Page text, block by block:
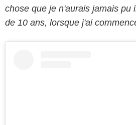
chose que je n'aurais jamais pu
de 10 ans, lorsque j'ai